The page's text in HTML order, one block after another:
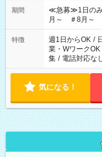
期間
≪急募≫1日の
月～ ＃8月～
特徴 週1日からOK /
業・WワークOK
集 / 電話対応な
気になる！